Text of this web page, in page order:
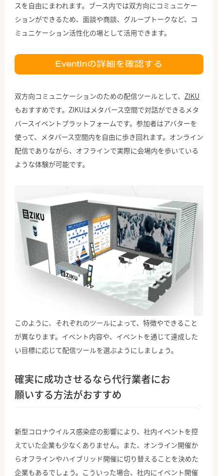
スを自由にまわれます。ブース内では双方向にコミュニケー
ションができるため、面談や商談、グループトークなど、コ
ミュニケーション活性化の場として活用できます。
双方向コミュニケーションのための配信ツールとして、 ZIKU
もおすすめです。ZIKUはメタバース空間で対話ができるメタ
バースイベントプラットフォームです。参加者はアバターを
使って、メタバース空間内を自由に歩き回れます。オンライン
配信でありながら、オフラインで実際に会場内を歩いている
ような体験が可能です。
このように、それぞれのツールによって、特徴やできること
が異なります。イベント内容や、イベントを通じて達成した
い目標に応じて配信ツールを選ぶようにしましょう。
確実に成功させるなら代行業者にお
願いする方法がおすすめ
新型コロナウイルス感染症の影響により、社内イベントを控
えていた企業も少なくありません。また、オンライン開催か
らオフラインやハイブリッド開催に切り替えることを決めた
企業もあるでしょう。こういった場合、社内にイベント開催